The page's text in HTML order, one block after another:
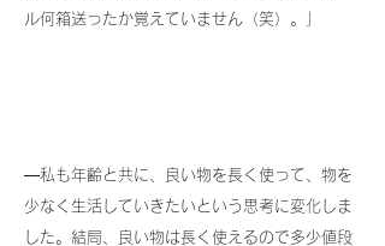
ル何箱送ったか覚えていません（笑）。」
―私も年齢と共に、良い物を長く使って、物を
少なく生活していきたいという思考に変化しま
した。結局、良い物は長く使えるので多少値段